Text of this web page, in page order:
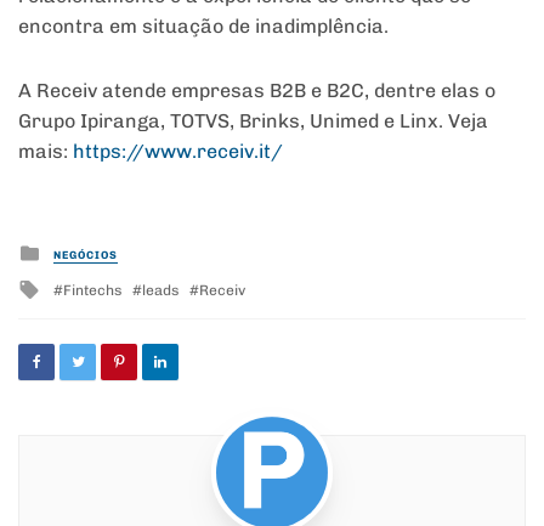
encontra em situação de inadimplência.
A Receiv atende empresas B2B e B2C, dentre elas o
Grupo Ipiranga, TOTVS, Brinks, Unimed e Linx. Veja
mais: https://www.receiv.it/
Posted
in
NEGÓCIOS
Tagged
Fintechs leads Receiv